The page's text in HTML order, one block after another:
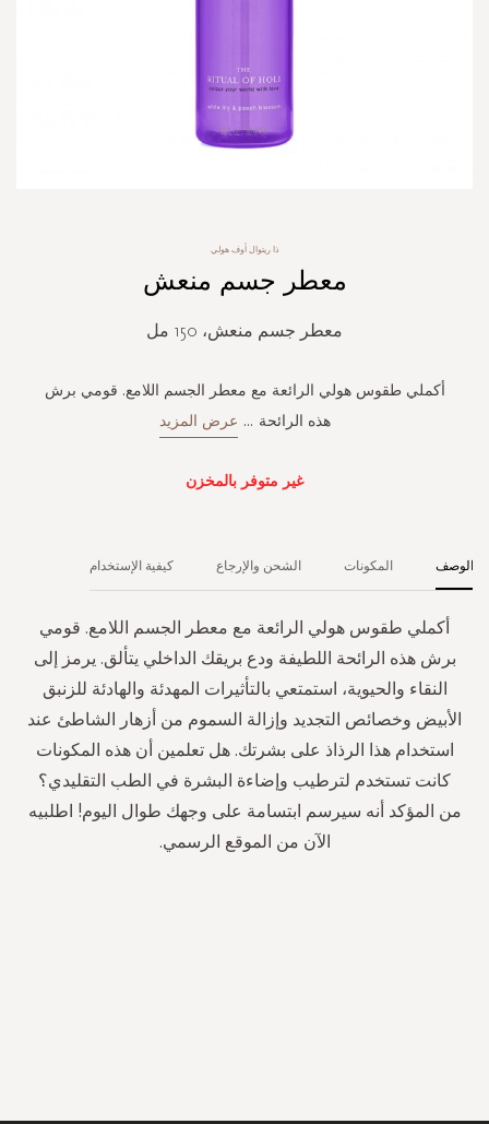
gallery
ذا ريتوال أوف هولي
معطر جسم منعش
معطر جسم منعش، 150 مل
أكملي طقوس هولي الرائعة مع معطر الجسم اللامع. قومي برش
هذه الرائحة ... عرض المزيد
غير متوفر بالمخزن
الوصف
أكملي طقوس هولي الرائعة مع معطر الجسم اللامع. قومي
برش هذه الرائحة اللطيفة ودع بريقك الداخلي يتألق. يرمز إلى
النقاء والحيوية، استمتعي بالتأثيرات المهدئة والهادئة للزنبق
الأبيض وخصائص التجديد وإزالة السموم من أزهار الشاطئ عند
استخدام هذا الرذاذ على بشرتك. هل تعلمين أن هذه المكونات
كانت تستخدم لترطيب وإضاءة البشرة في الطب التقليدي؟
من المؤكد أنه سيرسم ابتسامة على وجهك طوال اليوم! اطلبيه
الآن من الموقع الرسمي.
المكونات الشحن والإرجاع كيفية الإستخدام